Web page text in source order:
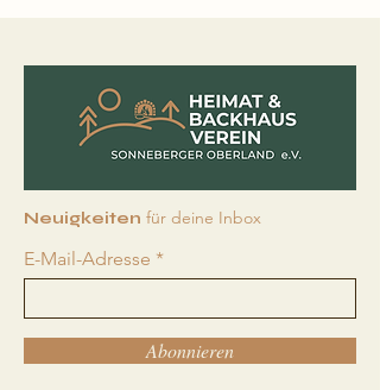
Neuigkeiten für deine Inbox
E-Mail-Adresse
Abonnieren